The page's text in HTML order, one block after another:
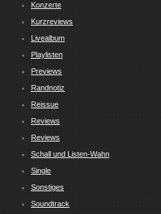
Konzerte
Kurzreviews
Livealbum
Playlisten
Previews
Randnotiz
Reissue
Reviews
Reviews
Schall und Listen-Wahn
Single
Sonstiges
Soundtrack